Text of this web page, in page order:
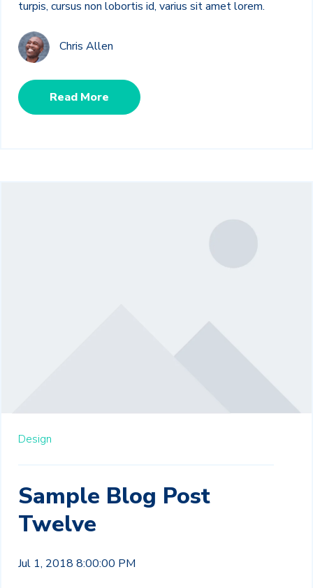
turpis, cursus non lobortis id, varius sit amet lorem.
Chris Allen
Read More
Design
Sample Blog Post
Twelve
Jul 1, 2018 8:00:00 PM